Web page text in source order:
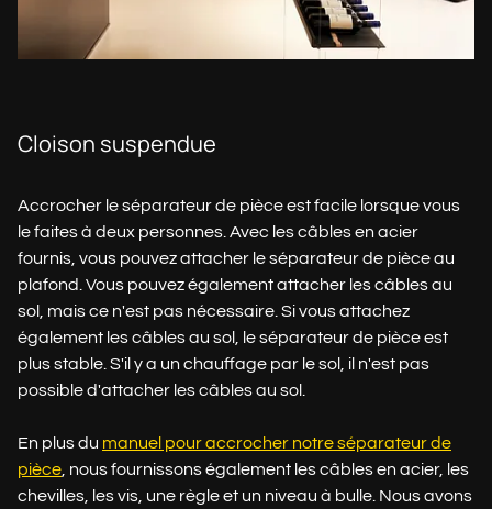
Cloison suspendue
Accrocher le séparateur de pièce est facile lorsque vous
le faites à deux personnes. Avec les câbles en acier
fournis, vous pouvez attacher le séparateur de pièce au
plafond. Vous pouvez également attacher les câbles au
sol, mais ce n'est pas nécessaire. Si vous attachez
également les câbles au sol, le séparateur de pièce est
plus stable. S'il y a un chauffage par le sol, il n'est pas
possible d'attacher les câbles au sol.
En plus du manuel pour accrocher notre séparateur de
pièce, nous fournissons également les câbles en acier, les
chevilles, les vis, une règle et un niveau à bulle. Nous avons